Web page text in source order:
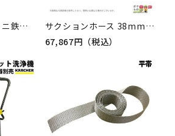
工進 動噴パーツ ミニ鉄砲ノズル DP-005
サクションホース 38mm 50m 0.5MPa インダス CX モルタル 土木 水 泥水 砂利 柔軟性 耐久性 耐圧性 農業 工業 建築 吸水 排水 高粘度流体 輸送 ホース カクイチ
67,867円（税込）